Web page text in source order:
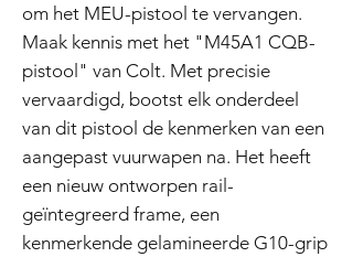
om het MEU-pistool te vervangen.
Maak kennis met het "M45A1 CQB-
pistool" van Colt. Met precisie
vervaardigd, bootst elk onderdeel
van dit pistool de kenmerken van een
aangepast vuurwapen na. Het heeft
een nieuw ontworpen rail-
geïntegreerd frame, een
kenmerkende gelamineerde G10-grip